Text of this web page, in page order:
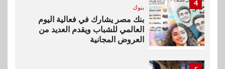
4
بنوك
بنك مصر يشارك في فعالية اليوم
العالمي للشباب ويقدم العديد من
العروض المجانية